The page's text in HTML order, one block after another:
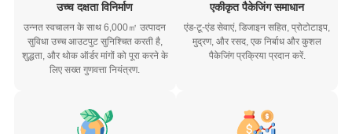
उच्च दक्षता विनिर्माण
उन्नत स्वचालन के साथ 6,000㎡ उत्पादन
सुविधा उच्च आउटपुट सुनिश्चित करती है,
शुद्धता, और थोक ऑर्डर मांगों को पूरा करने के
लिए सख्त गुणवत्ता नियंत्रण.
एकीकृत पैकेजिंग समाधान
एंड-टू-एंड सेवाएं, डिजाइन सहित, प्रोटोटाइप,
मुद्रण, और रसद, एक निर्बाध और कुशल
पैकेजिंग प्रक्रिया प्रदान करें.